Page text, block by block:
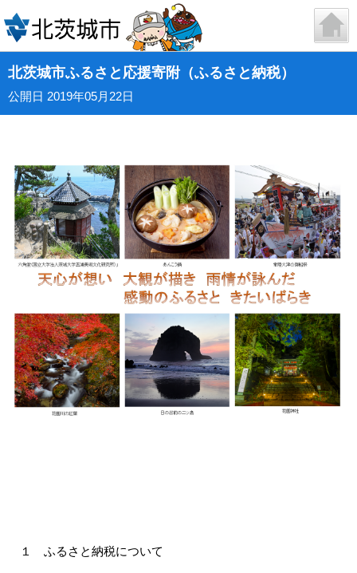
北茨城市ふるさと応援寄附（ふるさと納税）
公開日 2019年05月22日
１ ふるさと納税について